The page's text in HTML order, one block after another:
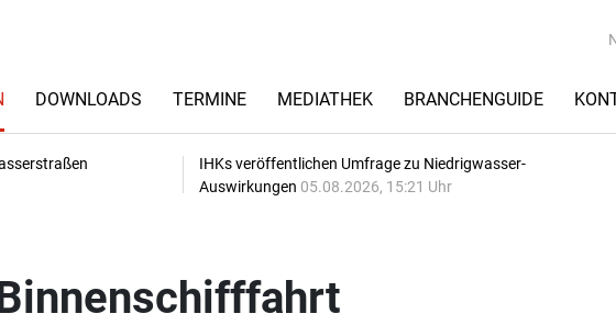
DOWNLOADS TERMINE MEDIATHEK BRANCHENGUIDE
IHKs veröffentlichen Umfrage zu Niedrigwasser-
Auswirkungen 05.08.2026, 15:21 Uhr